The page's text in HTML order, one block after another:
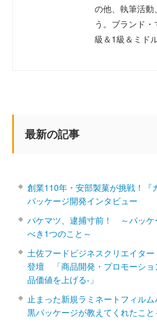
の他、執筆活
う。ブランド
級＆1級＆ミド
最新の記事
創業110年・安部製菓が挑戦！『
パッケージ開発インタビュー
パケマツ、逮捕寸前！ ～パッケ
べき1つのこと～
土佐フードビジネスクリエイタ
登壇 「商品開発・プロモーショ
品価値を上げる‐」
止まった新規ラミネートフィル
黒パッケージが教えてくれたこと